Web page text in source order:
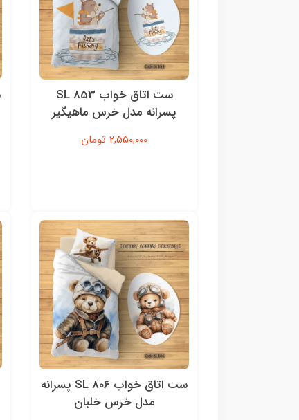
ست اتاق خواب SL 853
پسرانه مدل خرس ماهیگیر
2,550,000 تومان
ست اتاق خواب SL 806 پسرانه
مدل خرس خلبان